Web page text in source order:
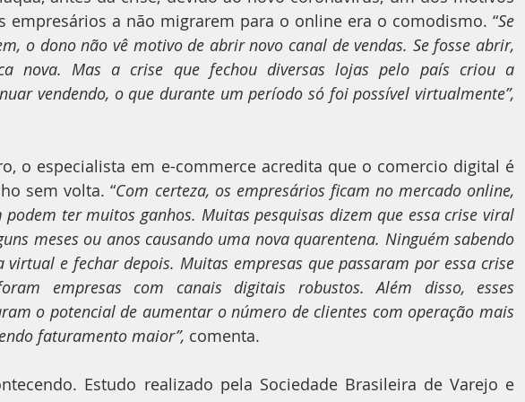
empresários a não migrarem para o online era o comodismo. “Se
o dono não vê motivo de abrir novo canal de vendas. Se fosse abrir,
nova. Mas a crise que fechou diversas lojas pelo país criou a
vendendo, o que durante um período só foi possível virtualmente”,
o especialista em e-commerce acredita que o comercio digital é
sem volta. “Com certeza, os empresários ficam no mercado online,
ter muitos ganhos. Muitas pesquisas dizem que essa crise viral
meses ou anos causando uma nova quarentena. Ninguém sabendo
e fechar depois. Muitas empresas que passaram por essa crise
empresas com canais digitais robustos. Além disso, esses
o potencial de aumentar o número de clientes com operação mais
faturamento maior”, comenta.
Estudo realizado pela Sociedade Brasileira de Varejo e